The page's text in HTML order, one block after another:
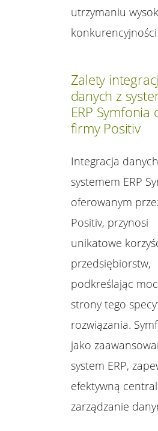
utrzymaniu
Zalety
danych z
ERP Symfonia
firmy Positiv
Integracja
systemem ERP
oferowanym
Positiv, przynosi
unikatowe
przedsiębiorstw,
podkreślając
strony tego
rozwiązania.
jako
system ERP,
efektywną
zarządzanie